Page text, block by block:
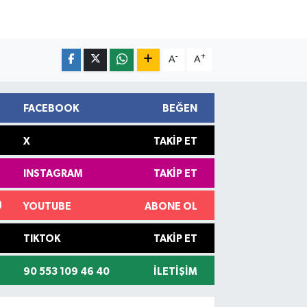
A- A+
FACEBOOK BEĞEN
X TAKIP ET
INSTAGRAM TAKIP ET
YOUTUBE ABONE OL
TIKTOK TAKIP ET
90 553 109 46 40 İLETIŞIM